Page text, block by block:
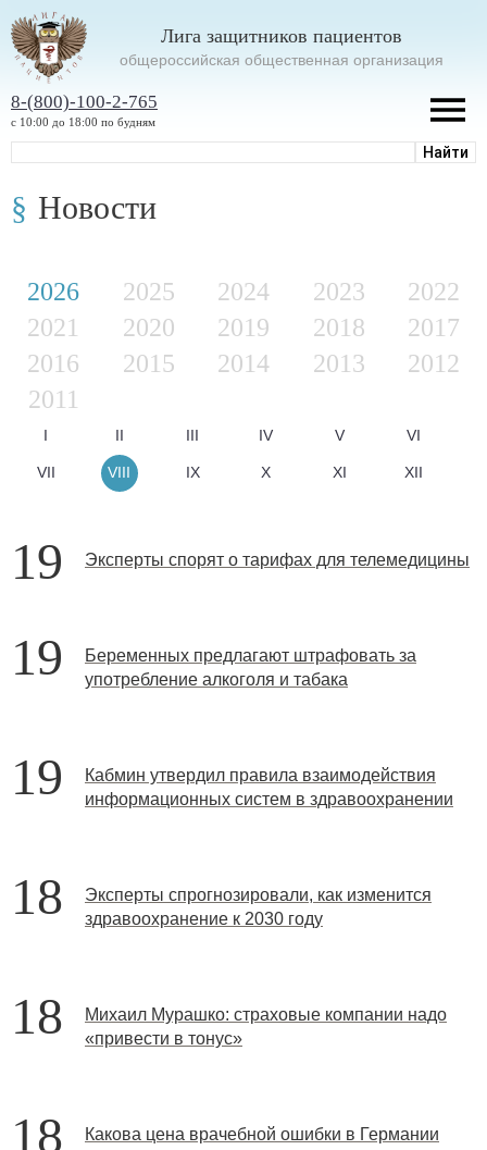
Лига защитников пациентов
oбщероссийская общественная организация
8-(800)-100-2-765
с 10:00 до 18:00 по будням
Новости
2026 2025 2024 2023
2022
2021
2020 2019 2018
2017
2016
2015 2014 2013
2012
2011
I II III IV V VI
VII VIII IX X XI XII
19 Эксперты спорят о тарифах для телемедицины
19
Беременных предлагают штрафовать за
употребление алкоголя и табака
19
Кабмин утвердил правила взаимодействия
информационных систем в здравоохранении
18
Эксперты спрогнозировали, как изменится
здравоохранение к 2030 году
18
Михаил Мурашко: страховые компании надо
«привести в тонус»
18 Какова цена врачебной ошибки в Германии